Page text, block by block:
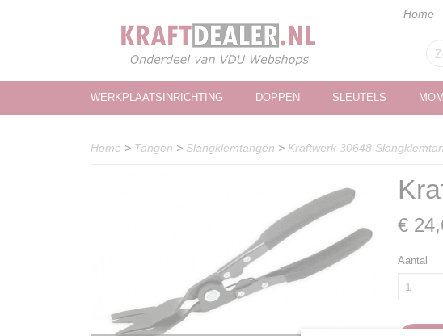
Home
WERKPLAATSINRICHTING DOPPEN SLEUTELS
Home > Tangen > Slangklemtangen > Kraftwerk 30648
€
Aantal